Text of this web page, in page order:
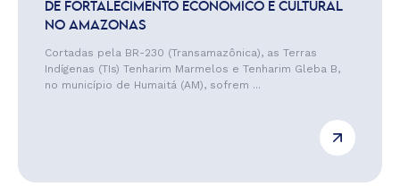
DE FORTALECIMENTO ECONÔMICO E CULTURAL
NO AMAZONAS
Cortadas pela BR-230 (Transamazônica), as Terras
Indígenas (TIs) Tenharim Marmelos e Tenharim Gleba B,
no município de Humaitá (AM), sofrem ...